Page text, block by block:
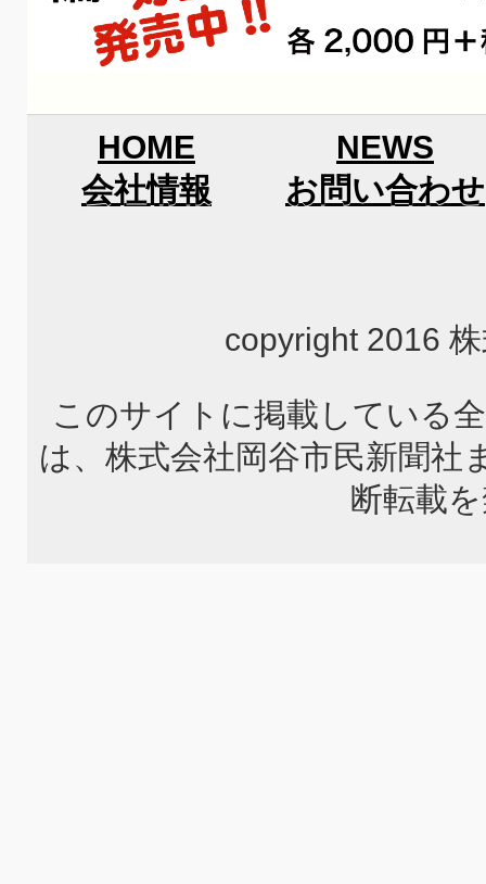
HOME
NEWS
会社情報
お問い合わせ
copyright 2016
このサイトに掲載している
は、株式会社岡谷市民新聞社
断転載